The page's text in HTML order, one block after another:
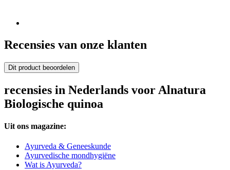
Recensies van onze klanten
Dit product beoordelen
recensies in Nederlands voor Alnatura
Biologische quinoa
Uit ons magazine:
Ayurveda & Geneeskunde
Ayurvedische mondhygiëne
Wat is Ayurveda?